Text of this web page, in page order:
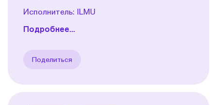
Исполнитель: ILMU
Подробнее...
Поделиться